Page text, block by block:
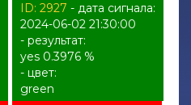
ID: 2927 - дата сигнала:
2024-06-02 21:30:00
- результат:
yes 0.3976 %
- цвет:
green